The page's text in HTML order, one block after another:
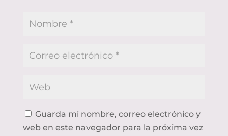
Guarda mi nombre, correo electrónico y
web en este navegador para la próxima vez